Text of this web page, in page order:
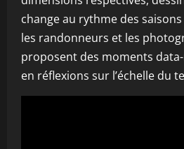
change au rythme des
les randonneurs et les
proposent des moments
en réflexions sur l’échelle du